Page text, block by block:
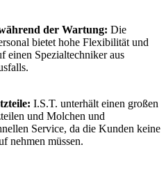
der Wartung: Die
bietet hohe Flexibilität und
einen Spezialtechniker aus
I.S.T. unterhält einen großen
und Molchen und
Service, da die Kunden keine
nehmen müssen.